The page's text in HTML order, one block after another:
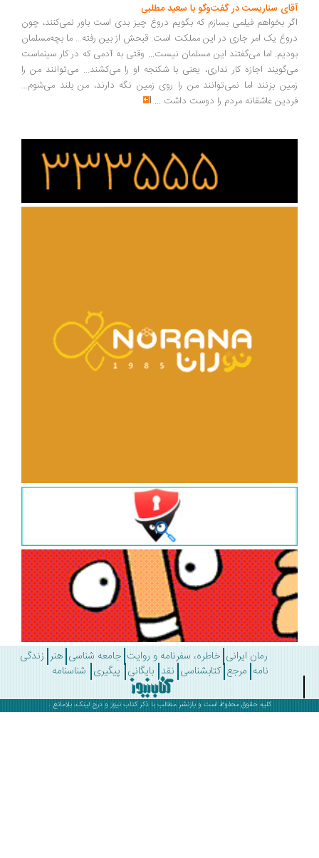
سناریست در گفت‌وگو با سعید مطلبی
بخواهم فیلمی بسازم که بگویم دروغ چیز بدی است باور نمی‌کنند، چون
یک امر جاری در این مملکت است. قبحش از بین رفته... ما بچه‌مسلمان
اما می‌گفتند این مسلمان نیست... وقتی به آدمی که در کار سینماست
اجازه کار نداری، یعنی با شکنجه او را می‌کشند... می‌توانند من را
بزنند اما نمی‌توانند من را روی زمین نگه دارند، من بلند می‌شوم...
عاشقانه مردم را دوست داشت ...
رمان ایرانی خاطره، سفرنامه و روایت جامعه شناسی هنر زندگی
مرجع کتابشناسی نقد بایگانی پیگیری شناسنامه
کلیه حقوق محفوظ است و بازنشر مطالب با ذکرکتاب نیوز و درج لینک، بلامانع .